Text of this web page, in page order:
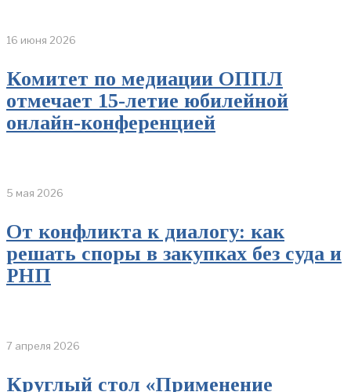
16 июня 2026
Комитет по медиации ОППЛ
отмечает 15-летие юбилейной
онлайн-конференцией
5 мая 2026
От конфликта к диалогу: как
решать споры в закупках без суда и
РНП
7 апреля 2026
Круглый стол «Применение